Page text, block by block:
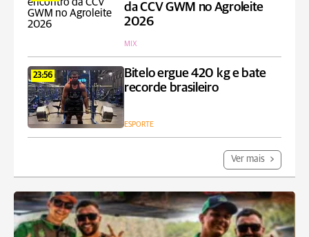
da CCV GWM no Agroleite
2026
MIX
23:56
Bitelo ergue 420 kg e bate
recorde brasileiro
ESPORTE
Ver mais